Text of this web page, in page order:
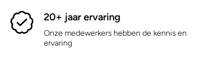
20+ jaar ervaring
Onze medewerkers hebben de kennis en
ervaring